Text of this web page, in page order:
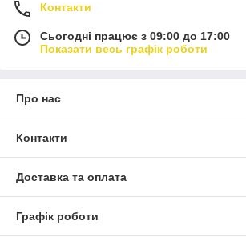
Контакти
Сьогодні працює з 09:00 до 17:00
Показати весь графік роботи
Про нас
Контакти
Доставка та оплата
Графік роботи